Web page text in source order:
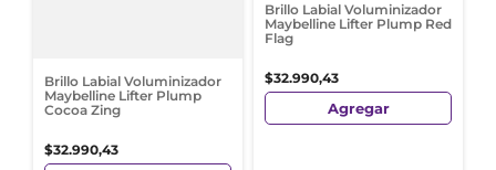
Brillo Labial Voluminizador
Maybelline Lifter Plump
Cocoa Zing
$32.990,43
Brillo Labial Voluminizador
Maybelline Lifter Plump Red
Flag
$32.990,43
Agregar